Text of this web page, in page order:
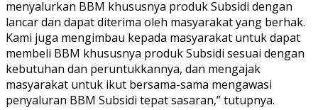
menyalurkan BBM khususnya produk Subsidi dengan
lancar dan dapat diterima oleh masyarakat yang berhak.
Kami juga mengimbau kepada masyarakat untuk dapat
membeli BBM khususnya produk Subsidi sesuai dengan
kebutuhan dan peruntukkannya, dan mengajak
masyarakat untuk ikut bersama-sama mengawasi
penyaluran BBM Subsidi tepat sasaran,” tutupnya.